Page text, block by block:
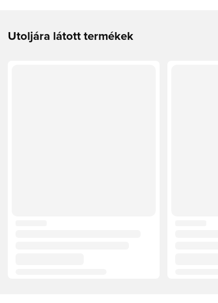
Utoljára látott termékek